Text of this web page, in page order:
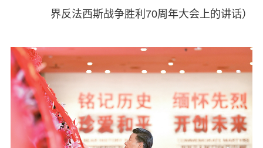
界反法西斯战争胜利70周年大会上的讲话）